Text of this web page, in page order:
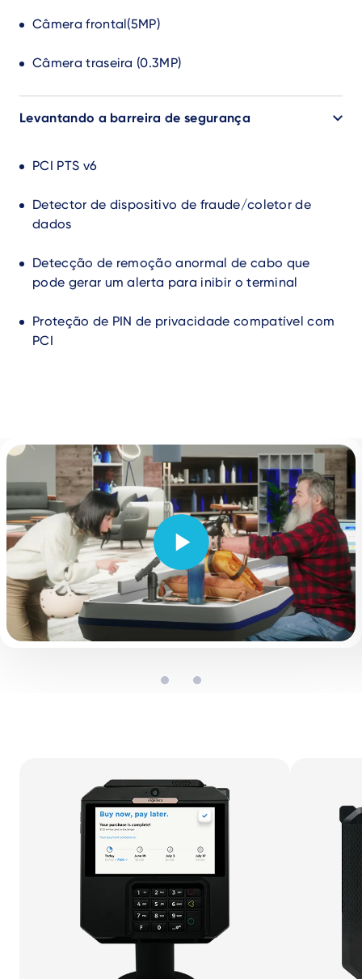
Câmera frontal(5MP)
Câmera traseira (0.3MP)
Levantando a barreira de segurança
PCI PTS v6
Detector de dispositivo de fraude/coletor de
dados
Detecção de remoção anormal de cabo que
pode gerar um alerta para inibir o terminal
Proteção de PIN de privacidade compatível com
PCI